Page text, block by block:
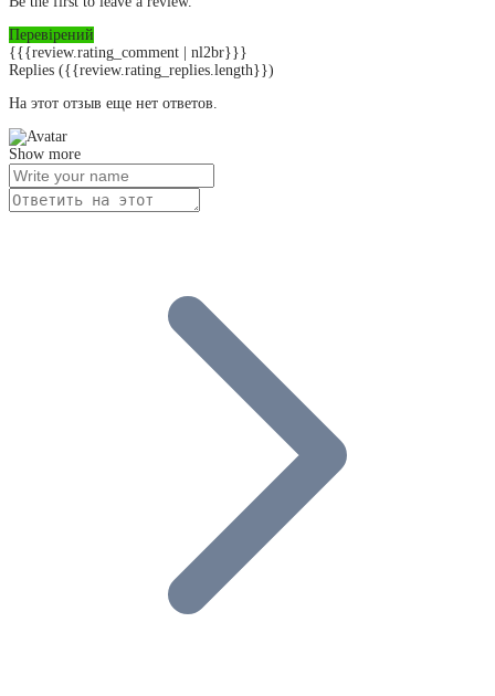
Перевірений
{{{review.rating_comment | nl2br}}}
Replies ({{review.rating_replies.length}})
На этот отзыв еще нет ответов.
Show more